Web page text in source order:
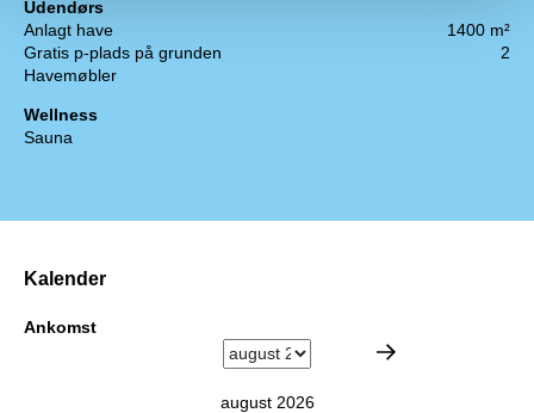
Udendørs
Anlagt have
1400 m²
Gratis p-plads på grunden
2
Havemøbler
Wellness
Sauna
Kalender
Ankomst
august 2026